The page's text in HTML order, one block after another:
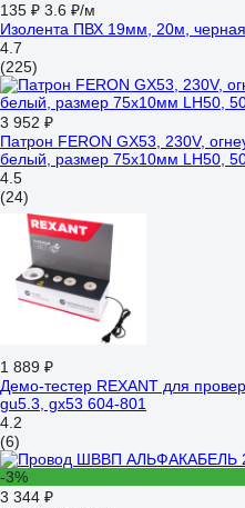
135 ₽ 3.6 ₽/м
Изолента ПВХ 19мм, 20м,
4.7
(225)
3 952 ₽
Патрон FERON GX53, 230V,
белый, размер 75х10мм LH50,
4.5
(24)
1 889 ₽
Демо-тестер REXANT для
gu5.3, gx53 604-801
4.2
(6)
-3%
3 344 ₽